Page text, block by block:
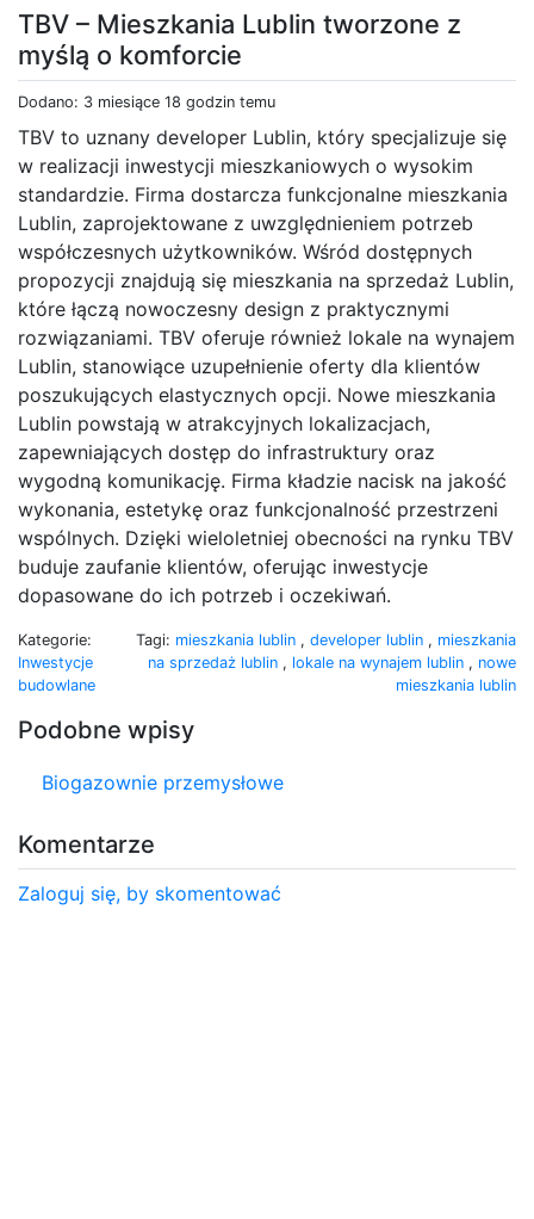
TBV – Mieszkania Lublin tworzone z
myślą o komforcie
Dodano: 3 miesiące 18 godzin temu
TBV to uznany developer Lublin, który specjalizuje się
w realizacji inwestycji mieszkaniowych o wysokim
standardzie. Firma dostarcza funkcjonalne mieszkania
Lublin, zaprojektowane z uwzględnieniem potrzeb
współczesnych użytkowników. Wśród dostępnych
propozycji znajdują się mieszkania na sprzedaż Lublin,
które łączą nowoczesny design z praktycznymi
rozwiązaniami. TBV oferuje również lokale na wynajem
Lublin, stanowiące uzupełnienie oferty dla klientów
poszukujących elastycznych opcji. Nowe mieszkania
Lublin powstają w atrakcyjnych lokalizacjach,
zapewniających dostęp do infrastruktury oraz
wygodną komunikację. Firma kładzie nacisk na jakość
wykonania, estetykę oraz funkcjonalność przestrzeni
wspólnych. Dzięki wieloletniej obecności na rynku TBV
buduje zaufanie klientów, oferując inwestycje
dopasowane do ich potrzeb i oczekiwań.
Kategorie:
Inwestycje
budowlane
Tagi: mieszkania lublin , developer lublin , mieszkania
na sprzedaż lublin , lokale na wynajem lublin , nowe
mieszkania lublin
Podobne wpisy
Biogazownie przemysłowe
Komentarze
Zaloguj się, by skomentować